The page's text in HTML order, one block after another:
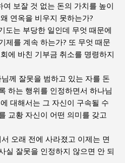
보잘 것 없는 돈의 가치를 높이
연옥을 비우지 못하는가?
도는 부당한 일인데 무엇 때문에
제를 계속 하는가? 또 무엇 때문
에 바친 기부금 취소를 명령하지
께 잘못을 범하고 있는 자를 돈
하는 행위를 인정하면서 하나님
대해서는 그 자신이 구속될 수
교황 자신이 어떤 의미를 갖고
오래 전에 사라졌고 이제는 면
실 잘못을 인정하지 않으면 안 되